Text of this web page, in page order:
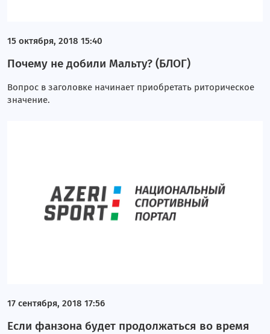
15 октября, 2018 15:40
Почему не добили Мальту? (БЛОГ)
Вопрос в заголовке начинает приобретать риторическое
значение.
17 сентября, 2018 17:56
Если фанзона будет продолжаться во время